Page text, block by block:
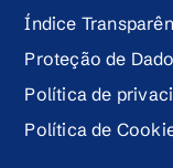
Índice
Proteção de
Política de
Política de